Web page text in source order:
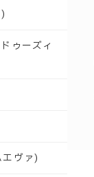
ゥーズィ
ヴァ)